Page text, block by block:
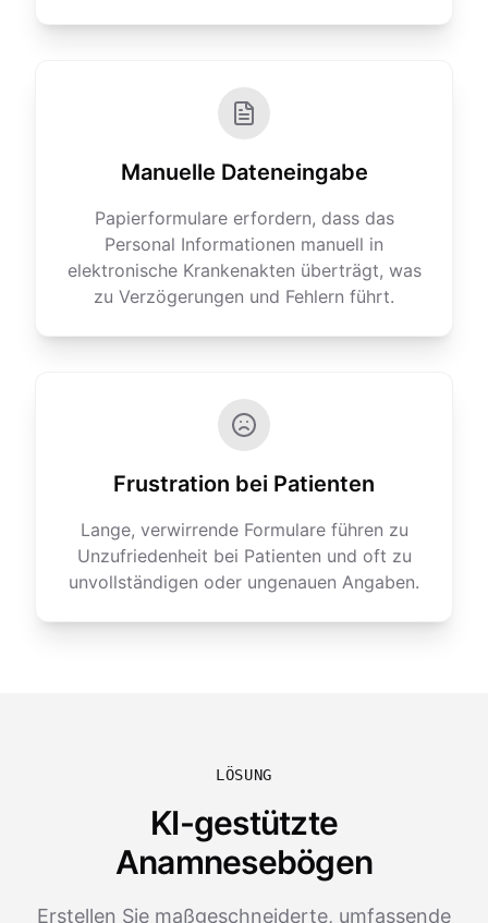
Manuelle Dateneingabe
Papierformulare erfordern, dass das
Personal Informationen manuell in
elektronische Krankenakten überträgt, was
zu Verzögerungen und Fehlern führt.
Frustration bei Patienten
Lange, verwirrende Formulare führen zu
Unzufriedenheit bei Patienten und oft zu
unvollständigen oder ungenauen Angaben.
LÖSUNG
KI-gestützte
Anamnesebögen
Erstellen Sie maßgeschneiderte, umfassende